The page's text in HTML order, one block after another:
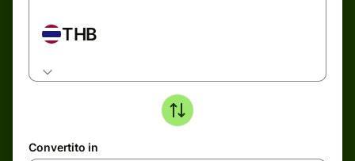
THB
Convertito in